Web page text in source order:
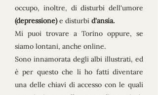
occupo, inoltre, didisturbi dell'umore
(depressione)e disturbi d'ansia.
Mi puoi trovare a Torino oppure, se
siamo lontani, anche online.
Sono innamorata degli albi illustrati, ed
è per questo che li ho fatti diventare
una delle chiavi di accesso con le quali